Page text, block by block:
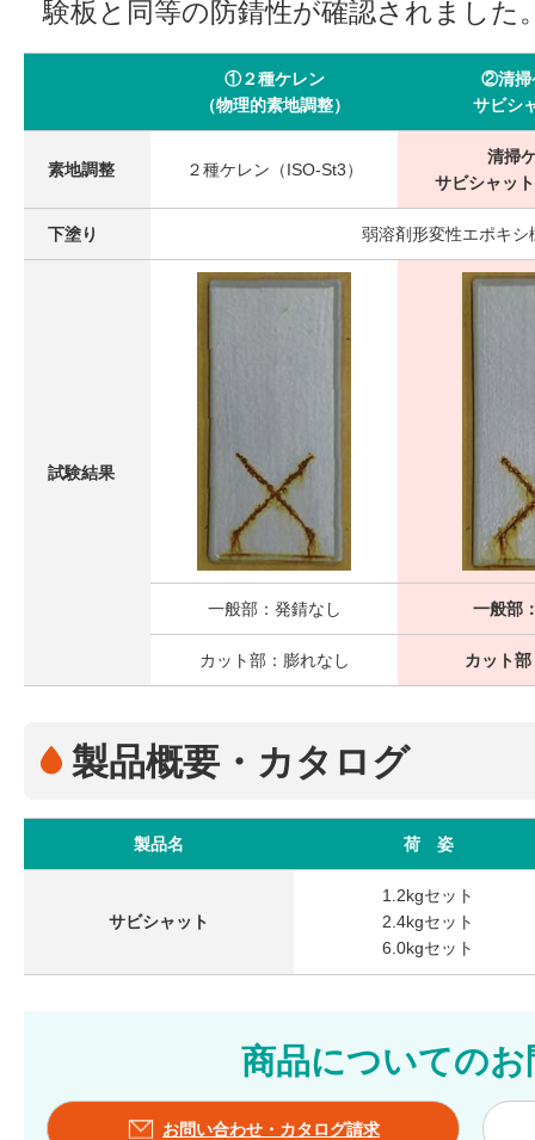
験板と同等の防錆性が確認されました
①２種ケレン
（物理的素地調整）
②清掃
サビシ
素地調整 ２種ケレン（ISO-St3）
清掃
サビシャッ
下塗り 弱溶剤形変性エポキ
試験結果
一般部：発錆なし 一般部
カット部：膨れなし カット
製品概要・カタログ
製品名 荷 姿
サビシャット
1.2kgセット
2.4kgセット
6.0kgセット
商品についての
お問い合わせ・カタログ請求